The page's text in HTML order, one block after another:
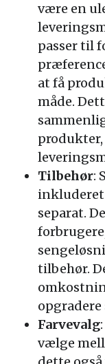
være en
passer til
at få
måde.
Tilbehør:
inkluderet
separat.
tilbehør.
opgradere
Farvevalg
vælge